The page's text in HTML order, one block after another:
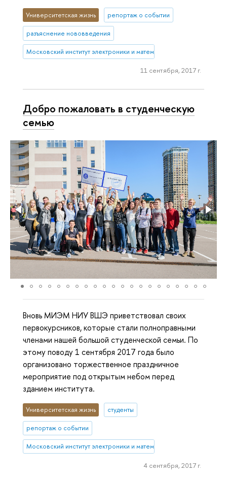
Университетская жизнь репортаж о событии
разъяснение нововведения
Московский институт электроники и математики им. А.Н. Тихонова
11 сентября, 2017 г.
Добро пожаловать в студенческую
семью
Вновь МИЭМ НИУ ВШЭ приветствовал своих
первокурсников, которые стали полноправными
членами нашей большой студенческой семьи. По
этому поводу 1 сентября 2017 года было
организовано торжественное праздничное
мероприятие под открытым небом перед
зданием института.
Университетская жизнь студенты
репортаж о событии
Московский институт электроники и математики им. А.Н. Тихонова
4 сентября, 2017 г.